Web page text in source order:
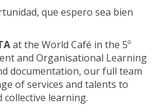
que espero sea bien
at the World Café in the 5º
and Organisational Learning
documentation, our full team
of services and talents to
learning.